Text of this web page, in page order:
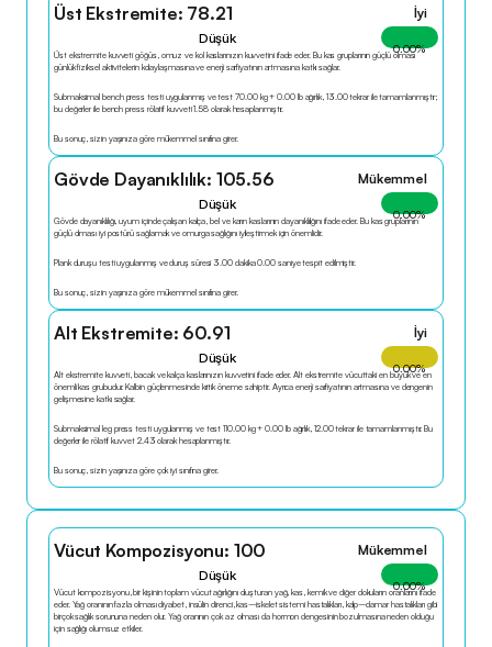
Üst Ekstremite: 78.21
İyi
Düşük
0.00%
Üst ekstremite kuvveti göğüs, omuz ve kol kaslarınızın kuvvetini ifade eder. Bu kas gruplarının güçlü olması
günlük fiziksel aktivitelerin kolaylaşmasına ve enerji sarfiyatının artmasına katkı sağlar.
Submaksimal bench press testi uygulanmış ve test 70.00 kg + 0.00 lb ağırlık, 13.00 tekrar ile tamamlanmıştır;
bu değerler ile bench press rölatif kuvveti 1.58 olarak hesaplanmıştır.
Bu sonuç, sizin yaşınıza göre mükemmel sınıfına girer.
Gövde Dayanıklılık: 105.56
Mükemmel
Düşük
0.00%
Gövde dayanıklılığı, uyum içinde çalışan kalça, bel ve karın kaslarının dayanıklılığını ifade eder. Bu kas gruplarının
güçlü olması iyi postürü sağlamak ve omurga sağlığını iyileştirmek için önemlidir.
Plank duruşu testi uygulanmış ve duruş süresi 3.00 dakika 0.00 saniye tespit edilmiştir.
Bu sonuç, sizin yaşınıza göre mükemmel sınıfına girer.
Alt Ekstremite: 60.91
İyi
Düşük
0.00%
Alt ekstremite kuvveti, bacak ve kalça kaslarınızın kuvvetini ifade eder. Alt ekstremite vücuttaki en büyük ve en
önemli kas grubudur. Kalbin güçlenmesinde kritik öneme sahiptir. Ayrıca enerji sarfiyatının artmasına ve dengenin
gelişmesine katkı sağlar.
Submaksimal leg press testi uygulanmış ve test 110.00 kg + 0.00 lb ağırlık, 12.00 tekrar ile tamamlanmıştır. Bu
değerler ile rölatif kuvvet 2.43 olarak hesaplanmıştır.
Bu sonuç, sizin yaşınıza göre çok iyi sınıfına girer.
Vücut Kompozisyonu: 100
Mükemmel
Düşük
0.00%
Vücut kompozisyonu, bir kişinin toplam vücut ağırlığını oluşturan yağ, kas, kemik ve diğer dokuların oranlarını ifade
eder. Yağ oranının fazla olması diyabet, insülin direnci, kas–iskelet sistemi hastalıkları, kalp–damar hastalıkları gibi
birçok sağlık sorununa neden olur. Yağ oranının çok az olması da hormon dengesinin bozulmasına neden olduğu
için sağlığı olumsuz etkiler.